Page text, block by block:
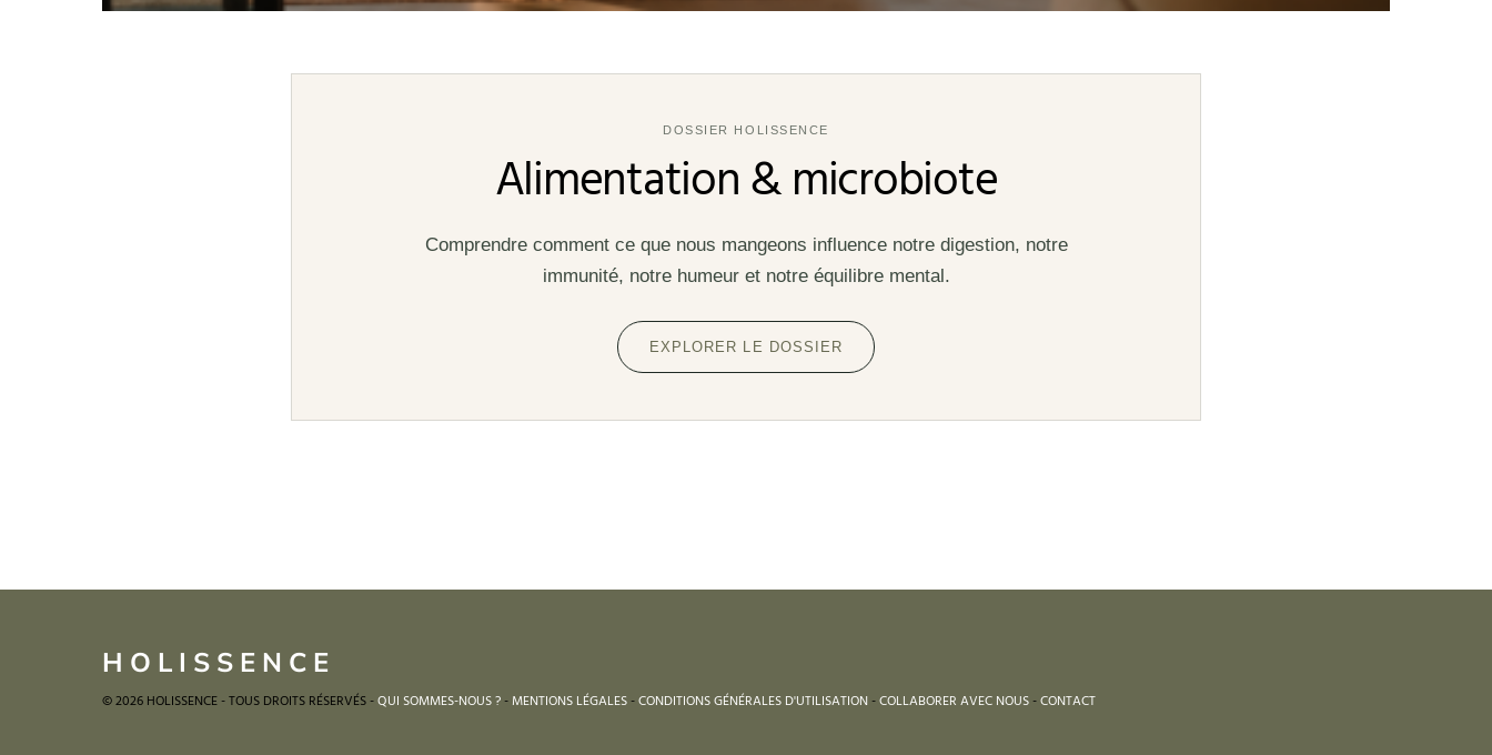
DOSSIER HOLISSENCE
Alimentation & microbiote
Comprendre comment ce que nous mangeons influence notre digestion, notre
immunité, notre humeur et notre équilibre mental.
EXPLORER LE DOSSIER
HOLISSENCE
© 2026 HOLISSENCE - TOUS DROITS RÉSERVÉS -QUI SOMMES-NOUS ?- MENTIONS LÉGALES-CONDITIONS GÉNÉRALES D'UTILISATION-COLLABORER AVEC NOUS-CONTACT